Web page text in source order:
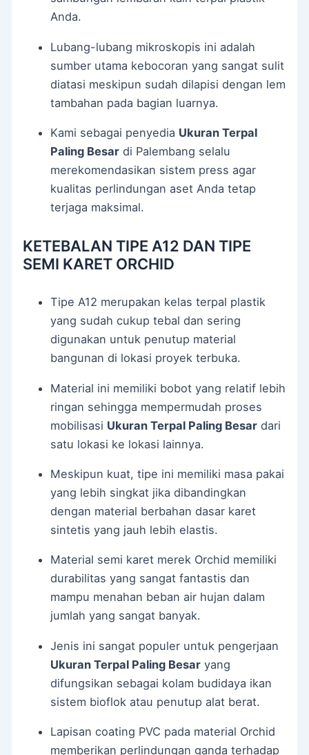
Anda.
Lubang-lubang mikroskopis ini adalah
sumber utama kebocoran yang sangat sulit
diatasi meskipun sudah dilapisi dengan lem
tambahan pada bagian luarnya.
Kami sebagai penyedia Ukuran Terpal
Paling Besar di Palembang selalu
merekomendasikan sistem press agar
kualitas perlindungan aset Anda tetap
terjaga maksimal.
KETEBALAN TIPE A12 DAN TIPE
SEMI KARET ORCHID
Tipe A12 merupakan kelas terpal plastik
yang sudah cukup tebal dan sering
digunakan untuk penutup material
bangunan di lokasi proyek terbuka.
Material ini memiliki bobot yang relatif lebih
ringan sehingga mempermudah proses
mobilisasi Ukuran Terpal Paling Besar dari
satu lokasi ke lokasi lainnya.
Meskipun kuat, tipe ini memiliki masa pakai
yang lebih singkat jika dibandingkan
dengan material berbahan dasar karet
sintetis yang jauh lebih elastis.
Material semi karet merek Orchid memiliki
durabilitas yang sangat fantastis dan
mampu menahan beban air hujan dalam
jumlah yang sangat banyak.
Jenis ini sangat populer untuk pengerjaan
Ukuran Terpal Paling Besar yang
difungsikan sebagai kolam budidaya ikan
sistem bioflok atau penutup alat berat.
Lapisan coating PVC pada material Orchid
memberikan perlindungan ganda terhadap